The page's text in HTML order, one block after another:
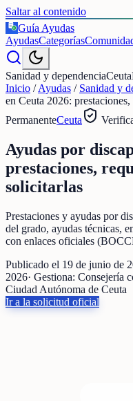
Saltar al contenido
€
Guía Ayudas
AyudasCategorías
Sanidad y dependenciaCeuta
Inicio /Ayudas / Sanidad y
en Ceuta 2026:
PermanenteCeuta
Ayudas por
prestaciones,
solicitarlas
Prestaciones y ayudas por
del grado, ayudas técnicas,
con enlaces oficiales
Publicado el 19 de junio de
2026· Gestiona: Consejería
Ciudad Autónoma de Ceuta
Ir a la solicitud oficial